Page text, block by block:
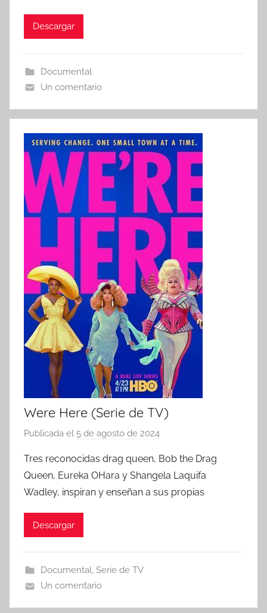
Descargar
Documental
Un comentario
Were Here (Serie de TV)
Publicada el 5 de agosto de 2024
r
Tres reconocidas drag queen, Bob the Drag
Queen, Eureka OHara y Shangela Laquifa
Wadley, inspiran y enseñan a sus propias
Descargar
Documental, Serie de TV
Un comentario